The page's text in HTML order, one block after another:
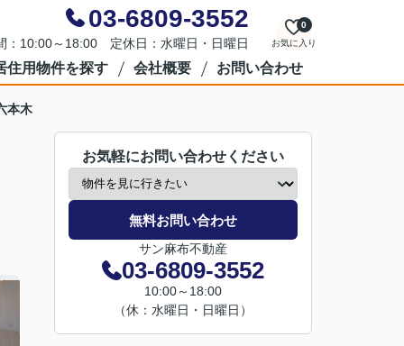
03-6809-3552
：10:00～18:00 定休日：水曜日・日曜日 お気に入り
0
住用物件を探す 会社概要 お問い合わせ
本木
お気軽にお問い合わせください
無料お問い合わせ
サン麻布不動産
03-6809-3552
10:00～18:00
（休：水曜日・日曜日）